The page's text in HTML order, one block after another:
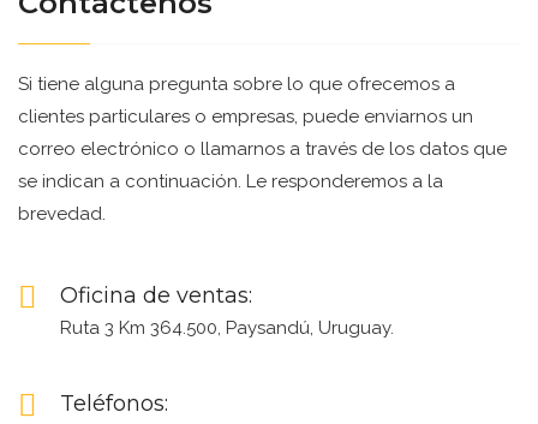
Si tiene alguna pregunta sobre lo que ofrecemos a
clientes particulares o empresas, puede enviarnos un
correo electrónico o llamarnos a través de los datos que
se indican a continuación. Le responderemos a la
brevedad.
Oficina de ventas:
Ruta 3 Km 364.500, Paysandú, Uruguay.
Teléfonos: